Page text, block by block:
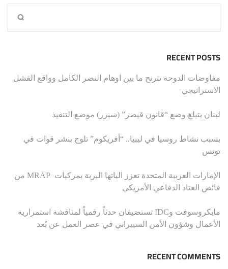
RECENT POSTS
مفاوضات الدوحة تترنح ما بين اوهام النصر الكامل وواقع الفشل
الاستراتيجي
لبنان يتبلغ وضع “قانون قيصر” (سيزر) موضع التنفيذ
بسبب نشاط روسيا في ليبيا.. “أفريكوم” تلوح بنشر قوات في
تونس
الإمارات العربية المتحدة تعزز الياتها البرية بمركبات MRAP من
فائض العتاد الدفاعي الأمريكي
مايكروسوفت وIDC تستضيفان حدثاً رقمياً لمناقشة استمرارية
الأعمال وشؤون الأمن السيبراني في عصر العمل عن بُعد
RECENT COMMENTS